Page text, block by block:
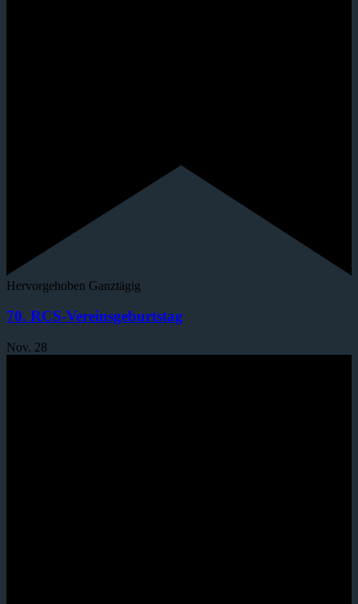
Hervorgehoben Ganztägig
70. RCS-Vereinsgeburtstag
Nov. 28